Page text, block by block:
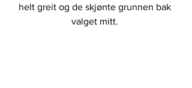
helt greit og de skjønte grunnen bak
valget mitt.